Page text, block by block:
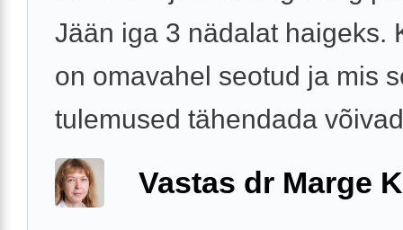
Jään iga 3 nädalat haigeks.
on omavahel seotud ja mis
tulemused tähendada
Vastas dr Marge